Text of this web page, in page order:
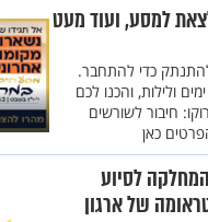
למסע, ועוד מעט
כדי להתחבר.
ולילות, והכנו לכם
חיבור לשורשים
כאן
לסיוע
של ארגון